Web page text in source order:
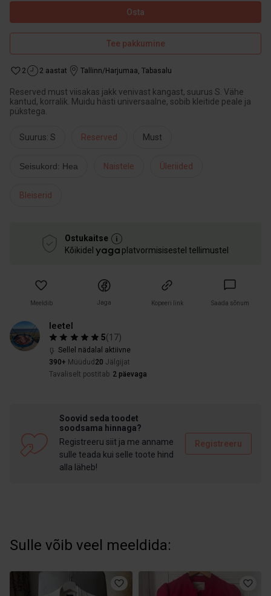
Osta
Tee pakkumine
2 2 aastat Tallinn/Harjumaa, Tabasalu
Reserved must viisakas jakk venivast kangast, suurus S. Vähe
kantud, korralik. Muidu hästi universaalne, sobib kleitide peale ja
pükstega.
Suurus: S Reserved Must
Seisukord: Hea Naistele Üleriided
Bleiserid
Ostukaitse
Kõikidel
platvormisisestel tellimustel
Meeldib Jaga Kopeeri link Saada sõnum
leetel
5(17)
Sellel nädalal aktiivne
390+ Müüdud 20 Jälgijat
Tavaliselt postitab 2 päevaga
Soovid seda toodet
soodsama hinnaga?
Registreeru siit ja me anname
sulle teada kui selle toote hind
alla läheb!
Registreeru
Sulle võib veel meeldida: